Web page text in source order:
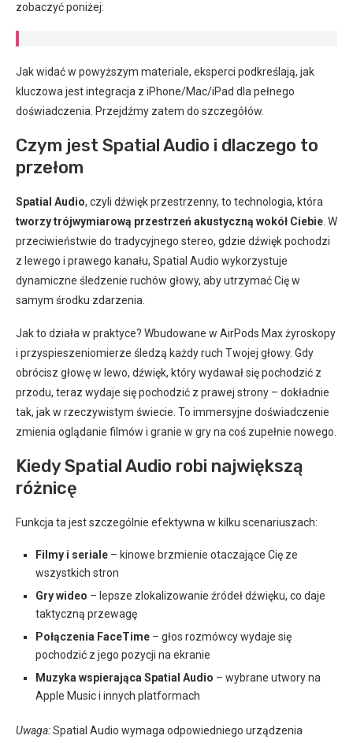
zobaczyć poniżej:
Jak widać w powyższym materiale, eksperci podkreślają, jak
kluczowa jest integracja z iPhone/Mac/iPad dla pełnego
doświadczenia. Przejdźmy zatem do szczegółów.
Czym jest Spatial Audio i dlaczego to
przełom
Spatial Audio, czyli dźwięk przestrzenny, to technologia, która
tworzy trójwymiarową przestrzeń akustyczną wokół Ciebie . W
przeciwieństwie do tradycyjnego stereo, gdzie dźwięk pochodzi
z lewego i prawego kanału, Spatial Audio wykorzystuje
dynamiczne śledzenie ruchów głowy, aby utrzymać Cię w
samym środku zdarzenia.
Jak to działa w praktyce? Wbudowane w AirPods Max żyroskopy
i przyspieszeniomierze śledzą każdy ruch Twojej głowy. Gdy
obrócisz głowę w lewo, dźwięk, który wydawał się pochodzić z
przodu, teraz wydaje się pochodzić z prawej strony – dokładnie
tak, jak w rzeczywistym świecie. To immersyjne doświadczenie
zmienia oglądanie filmów i granie w gry na coś zupełnie nowego.
Kiedy Spatial Audio robi największą
różnicę
Funkcja ta jest szczególnie efektywna w kilku scenariuszach:
Filmy i seriale – kinowe brzmienie otaczające Cię ze
wszystkich stron
Gry wideo – lepsze zlokalizowanie źródeł dźwięku, co daje
taktyczną przewagę
Połączenia FaceTime – głos rozmówcy wydaje się
pochodzić z jego pozycji na ekranie
Muzyka wspierająca Spatial Audio – wybrane utwory na
Apple Music i innych platformach
Uwaga:Spatial Audio wymaga odpowiedniego urządzenia